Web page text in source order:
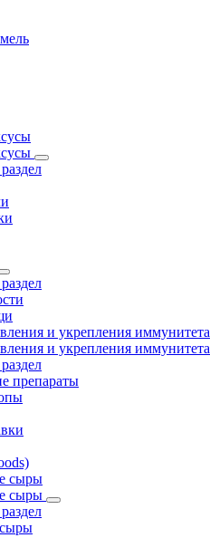
и укрепления иммунитета
и укрепления иммунитета
препараты
сыры
сыры